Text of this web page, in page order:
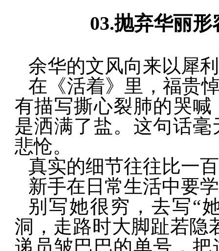
03.抛弃华丽形
余华的文风向来以犀
在《活着》里，福贵
有描写撕心裂肺的哭
是洒满了盐。这句话
悲怆。
真实的细节往往比一
新手在日常生活中要
别写她很穷，去写“
洞，走路时大脚趾若隐
递员皱巴巴的单号，